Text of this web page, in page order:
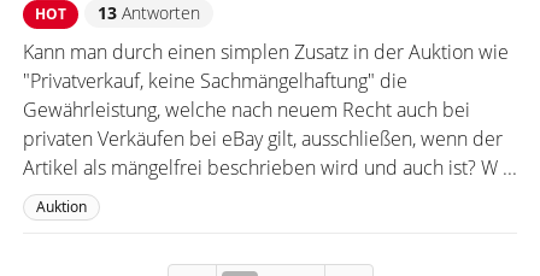
HOT 13Antworten
Kann man durch einen simplen Zusatz in der Auktion wie
"Privatverkauf, keine Sachmängelhaftung" die
Gewährleistung, welche nach neuem Recht auch bei
privaten Verkäufen bei eBay gilt, ausschließen, wenn der
Artikel als mängelfrei beschrieben wird und auch ist? W ...
Auktion